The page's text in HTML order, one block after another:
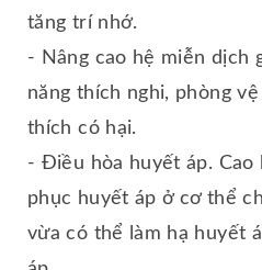
tăng trí nhớ.
- Nâng cao hệ miễn dịch
năng thích nghi, phòng
thích có hại.
- Điều hòa huyết áp. Cao
phục huyết áp ở cơ thể
vừa có thể làm hạ huyết